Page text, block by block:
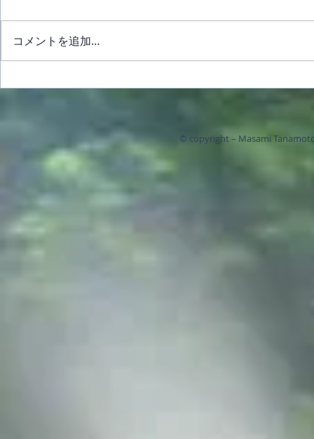
コメントを追加…
© copyright – Masami